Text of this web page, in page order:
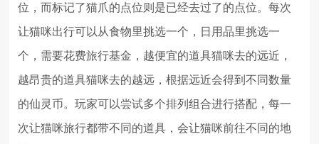
位，而标记了猫爪的点位则是已经去过了的点位。每次
让猫咪出行可以从食物里挑选一个，日用品里挑选一
个，需要花费旅行基金，越便宜的道具猫咪去的远近，
越昂贵的道具猫咪去的越远，根据远近会得到不同数量
的仙灵币。玩家可以尝试多个排列组合进行搭配，每一
次让猫咪旅行都带不同的道具，会让猫咪前往不同的地